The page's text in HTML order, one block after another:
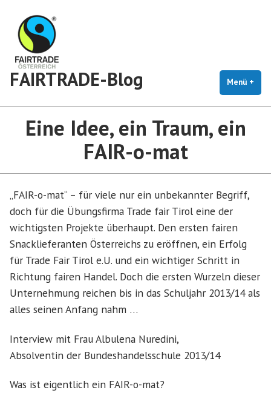
Inhalt
springen
FAIRTRADE-Blog Menü +
Eine Idee, ein Traum, ein
FAIR-o-mat
„FAIR-o-mat“ – für viele nur ein unbekannter Begriff,
doch für die Übungsfirma Trade fair Tirol eine der
wichtigsten Projekte überhaupt. Den ersten fairen
Snacklieferanten Österreichs zu eröffnen, ein Erfolg
für Trade Fair Tirol e.U. und ein wichtiger Schritt in
Richtung fairen Handel. Doch die ersten Wurzeln dieser
Unternehmung reichen bis in das Schuljahr 2013/14 als
alles seinen Anfang nahm …
Interview mit Frau Albulena Nuredini,
Absolventin der Bundeshandelsschule 2013/14
Was ist eigentlich ein FAIR-o-mat?